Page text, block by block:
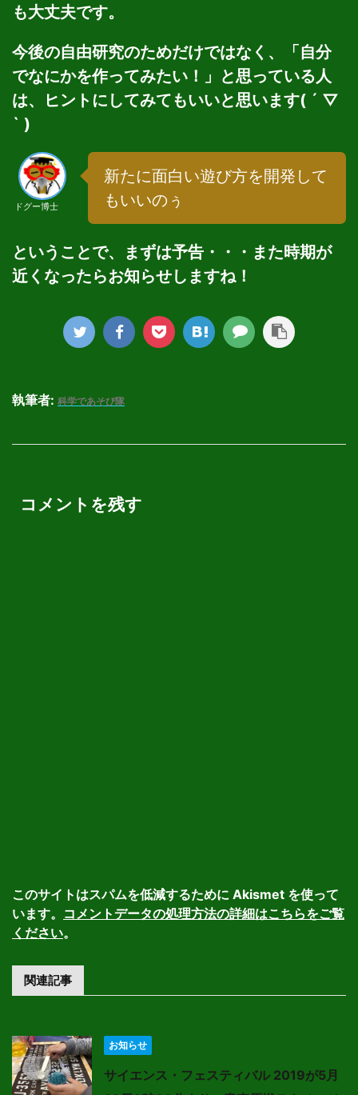
も大丈夫です。
今後の自由研究のためだけではなく、「自分
でなにかを作ってみたい！」と思っている人
は、ヒントにしてみてもいいと思います( ´ ▽
` )
ドグー博士
新たに面白い遊び方を開発して
もいいのぅ
ということで、まずは予告・・・また時期が
近くなったらお知らせしますね！
執筆者: 科学であそび隊
コメントを残す
このサイトはスパムを低減するために Akismet を使って
います。 コメントデータの処理方法の詳細はこちらをご覧
ください。
関連記事
お知らせ
サイエンス・フェスティバル 2019が5月